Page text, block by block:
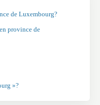
de Luxembourg?
province de
»?